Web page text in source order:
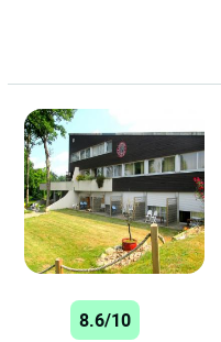
8.6/10